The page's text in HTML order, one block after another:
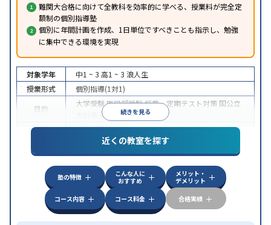
難関大合格に向けて全教科を効率的に学べる、授業料が完全定
額制の個別指導塾
個別に年間計画を作成、1日単位ですべきことも指示し、勉強
に集中できる環境を実現
続きを見る
対象学年 中1 ~ 3 高1 ~ 3 浪人生
授業形式
個別指導(1対1)
目的
大学受験医学部受験授業・定期テスト対策 国公立
英検(英語検定)対策
中高一貫校生に対応授業の振替可能オンライン対
自習室あり
近くの教室を探す
塾の特徴
こんな人に
おすすめ
メリット・
デメリット
コース内容
コース料金 合格実績